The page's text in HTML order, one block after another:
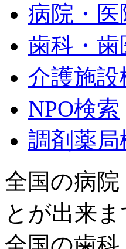
病院・医
歯科・歯
介護施設
NPO検索
調剤薬局
全国の病
とが出来ま